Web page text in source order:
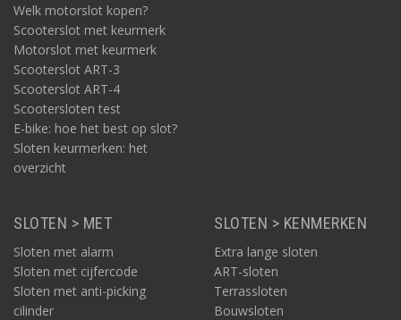
Welk motorslot kopen?
Scooterslot met keurmerk
Motorslot met keurmerk
Scooterslot ART-3
Scooterslot ART-4
Scootersloten test
E-bike: hoe het best op slot?
Sloten keurmerken: het
overzicht
SLOTEN > MET
Sloten met alarm
Sloten met cijfercode
Sloten met anti-picking
cilinder
SLOTEN > KENMERKEN
Extra lange sloten
ART-sloten
Terrassloten
Bouwsloten